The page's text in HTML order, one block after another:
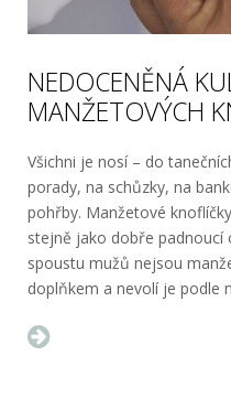
NEDOCENĚNÁ
MANŽETOVÝCH
Všichni je nosí – do
porady, na schůzky, na
pohřby. Manžetové
stejně jako dobře padnoucí
spoustu mužů nejsou
doplňkem a nevolí je podle